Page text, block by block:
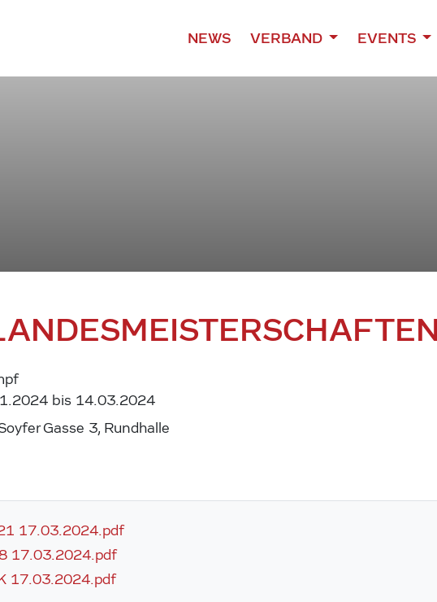
NEWS VERBAND EVENTS
bis 14.03.2024
Gasse 3, Rundhalle
17.03.2024.pdf
17.03.2024.pdf
17.03.2024.pdf